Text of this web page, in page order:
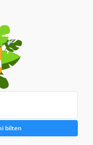
bilten